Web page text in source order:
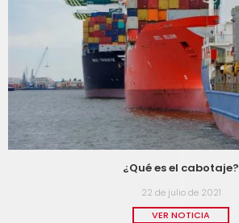
¿Qué es el cabotaje?
22 de julio de 2021
VER NOTICIA